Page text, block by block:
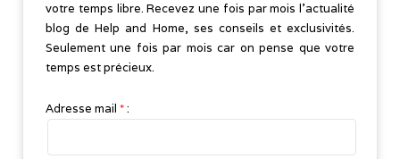
votre temps libre. Recevez une fois par mois l’actualité
blog de Help and Home, ses conseils et exclusivités.
Seulement une fois par mois car on pense que votre
temps est précieux.
Adresse mail *: